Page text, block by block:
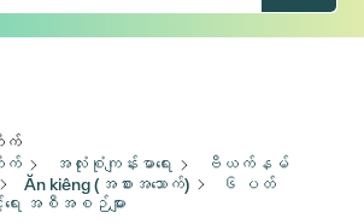
က်
က်
အလုံးစုံကျန်းမာရေး
ဗီယက်နမ်
Ăn kiêng (အစားအသောက်)
၆ ပတ်
ေး အစီအစဉ်များ